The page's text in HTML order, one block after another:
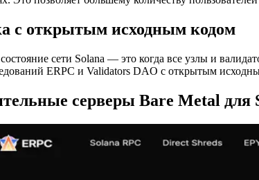
с открытым исходным кодом
сети Solana — это когда все узлы и
ERPC и Validators DAO с открытым
серверы Bare Metal для